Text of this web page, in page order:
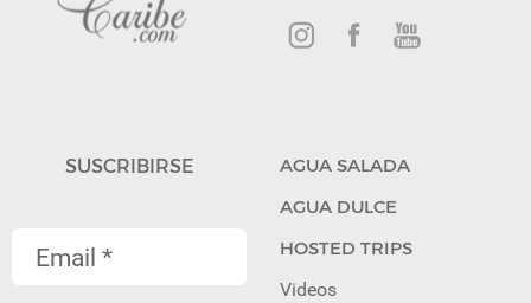
SUSCRIBIRSE
AGUA SALADA
AGUA DULCE
HOSTED TRIPS
Videos